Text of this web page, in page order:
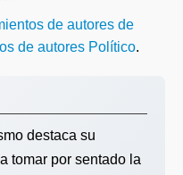
de autores de
de autores Político.
destaca su
tomar por sentado la